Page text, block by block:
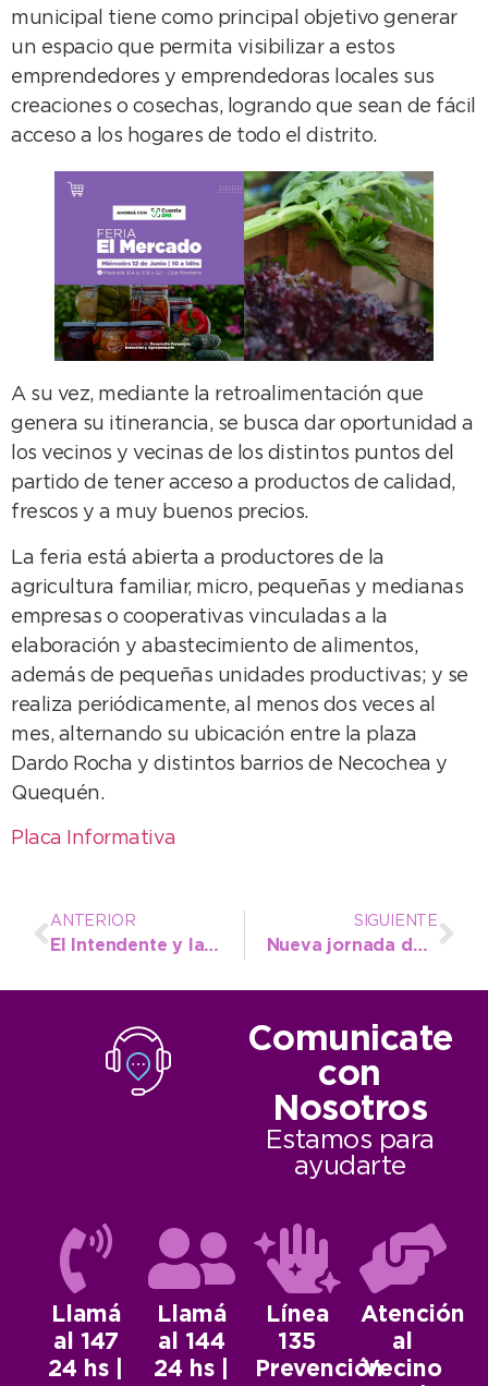
municipal tiene como principal objetivo generar
un espacio que permita visibilizar a estos
emprendedores y emprendedoras locales sus
creaciones o cosechas, logrando que sean de fácil
acceso a los hogares de todo el distrito.
A su vez, mediante la retroalimentación que
genera su itinerancia, se busca dar oportunidad a
los vecinos y vecinas de los distintos puntos del
partido de tener acceso a productos de calidad,
frescos y a muy buenos precios.
La feria está abierta a productores de la
agricultura familiar, micro, pequeñas y medianas
empresas o cooperativas vinculadas a la
elaboración y abastecimiento de alimentos,
además de pequeñas unidades productivas; y se
realiza periódicamente, al menos dos veces al
mes, alternando su ubicación entre la plaza
Dardo Rocha y distintos barrios de Necochea y
Quequén.
Placa Informativa
ANTERIOR
El Intendente y la DIEGEP oficializaron la apertura del Instituto Superior Municipal
SIGUIENTE
Nueva jornada de castración masiva en la Delegación de Quequén
Comunicate
con
Nosotros
Estamos para
ayudarte
Llamá
al 147
24 hs |
Llamá
al 144
24 hs |
Línea
135
Prevención
Atención
al
Vecino